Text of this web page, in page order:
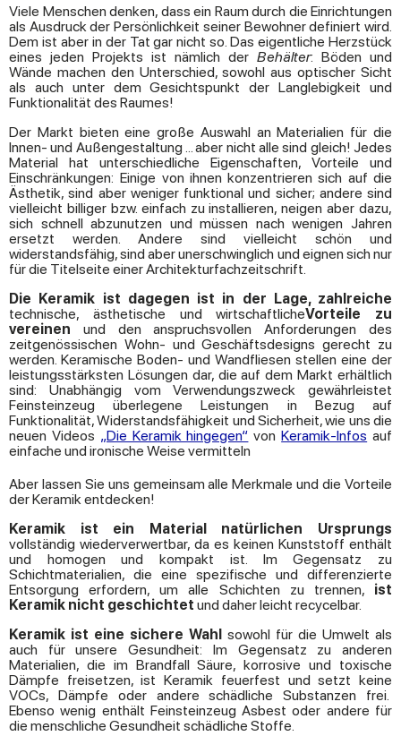
Viele Menschen denken, dass ein Raum durch die Einrichtungen
als Ausdruck der Persönlichkeit seiner Bewohner definiert wird.
Dem ist aber in der Tat gar nicht so. Das eigentliche Herzstück
eines jeden Projekts ist nämlich der Behälter: Böden und
Wände machen den Unterschied, sowohl aus optischer Sicht
als auch unter dem Gesichtspunkt der Langlebigkeit und
Funktionalität des Raumes!
Der Markt bieten eine große Auswahl an Materialien für die
Innen- und Außengestaltung ... aber nicht alle sind gleich! Jedes
Material hat unterschiedliche Eigenschaften, Vorteile und
Einschränkungen: Einige von ihnen konzentrieren sich auf die
Ästhetik, sind aber weniger funktional und sicher; andere sind
vielleicht billiger bzw. einfach zu installieren, neigen aber dazu,
sich schnell abzunutzen und müssen nach wenigen Jahren
ersetzt werden. Andere sind vielleicht schön und
widerstandsfähig, sind aber unerschwinglich und eignen sich nur
für die Titelseite einer Architekturfachzeitschrift.
Die Keramik ist dagegen ist in der Lage, zahlreiche
technische, ästhetische und wirtschaftlicheVorteile zu
vereinen und den anspruchsvollen Anforderungen des
zeitgenössischen Wohn- und Geschäftsdesigns gerecht zu
werden. Keramische Boden- und Wandfliesen stellen eine der
leistungsstärksten Lösungen dar, die auf dem Markt erhältlich
sind: Unabhängig vom Verwendungszweck gewährleistet
Feinsteinzeug überlegene Leistungen in Bezug auf
Funktionalität, Widerstandsfähigkeit und Sicherheit, wie uns die
neuen Videos „Die Keramik hingegen“ vonKeramik-Infos auf
einfache und ironische Weise vermitteln
Aber lassen Sie uns gemeinsam alle Merkmale und die Vorteile
der Keramik entdecken!
Keramik ist ein Material natürlichen Ursprungs
vollständig wiederverwertbar, da es keinen Kunststoff enthält
und homogen und kompakt ist. Im Gegensatz zu
Schichtmaterialien, die eine spezifische und differenzierte
Entsorgung erfordern, um alle Schichten zu trennen, ist
Keramik nicht geschichtet und daher leicht recycelbar.
Keramik ist eine sichere Wahl sowohl für die Umwelt als
auch für unsere Gesundheit: Im Gegensatz zu anderen
Materialien, die im Brandfall Säure, korrosive und toxische
Dämpfe freisetzen, ist Keramik feuerfest und setzt keine
VOCs, Dämpfe oder andere schädliche Substanzen frei.
Ebenso wenig enthält Feinsteinzeug Asbest oder andere für
die menschliche Gesundheit schädliche Stoffe.